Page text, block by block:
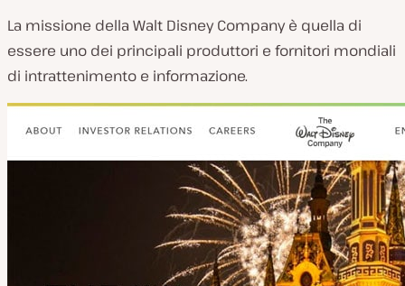
La missione della Walt Disney Company è quella di
essere uno dei principali produttori e fornitori mondiali
di intrattenimento e informazione.